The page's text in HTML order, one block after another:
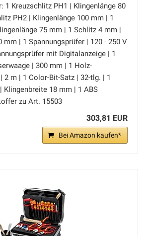
1 Kreuzschlitz PH1 | Klingenlänge 80
PH2 | Klingenlänge 100 mm | 1
75 mm | 1 Schlitz 4 mm |
mm | 1 Spannungsprüfer | 120 - 250 V
mit Digitalanzeige | 1
| 300 mm | 1 Holz-
2 m | 1 Color-Bit-Satz | 32-tlg. | 1
Klingenbreite 18 mm | 1 ABS
zu Art. 15503
303,81 EUR
Bei Amazon kaufen*